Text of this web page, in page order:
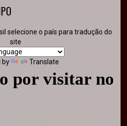
selecione o país para tradução do
site
by Translate
por visitar